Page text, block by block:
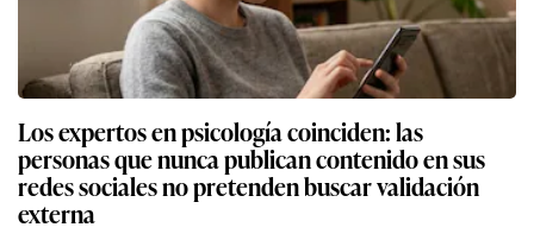
Los expertos en psicología coinciden: las
personas que nunca publican contenido en sus
redes sociales no pretenden buscar validación
externa